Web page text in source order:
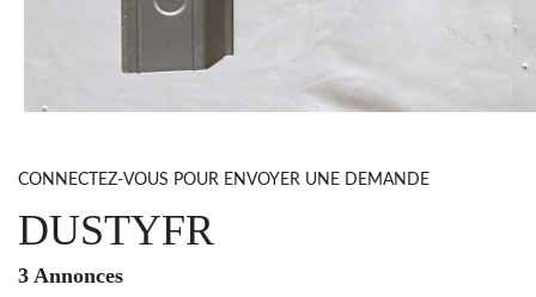
CONNECTEZ-VOUS POUR ENVOYER UNE DEMANDE
DUSTYFR
3 Annonces